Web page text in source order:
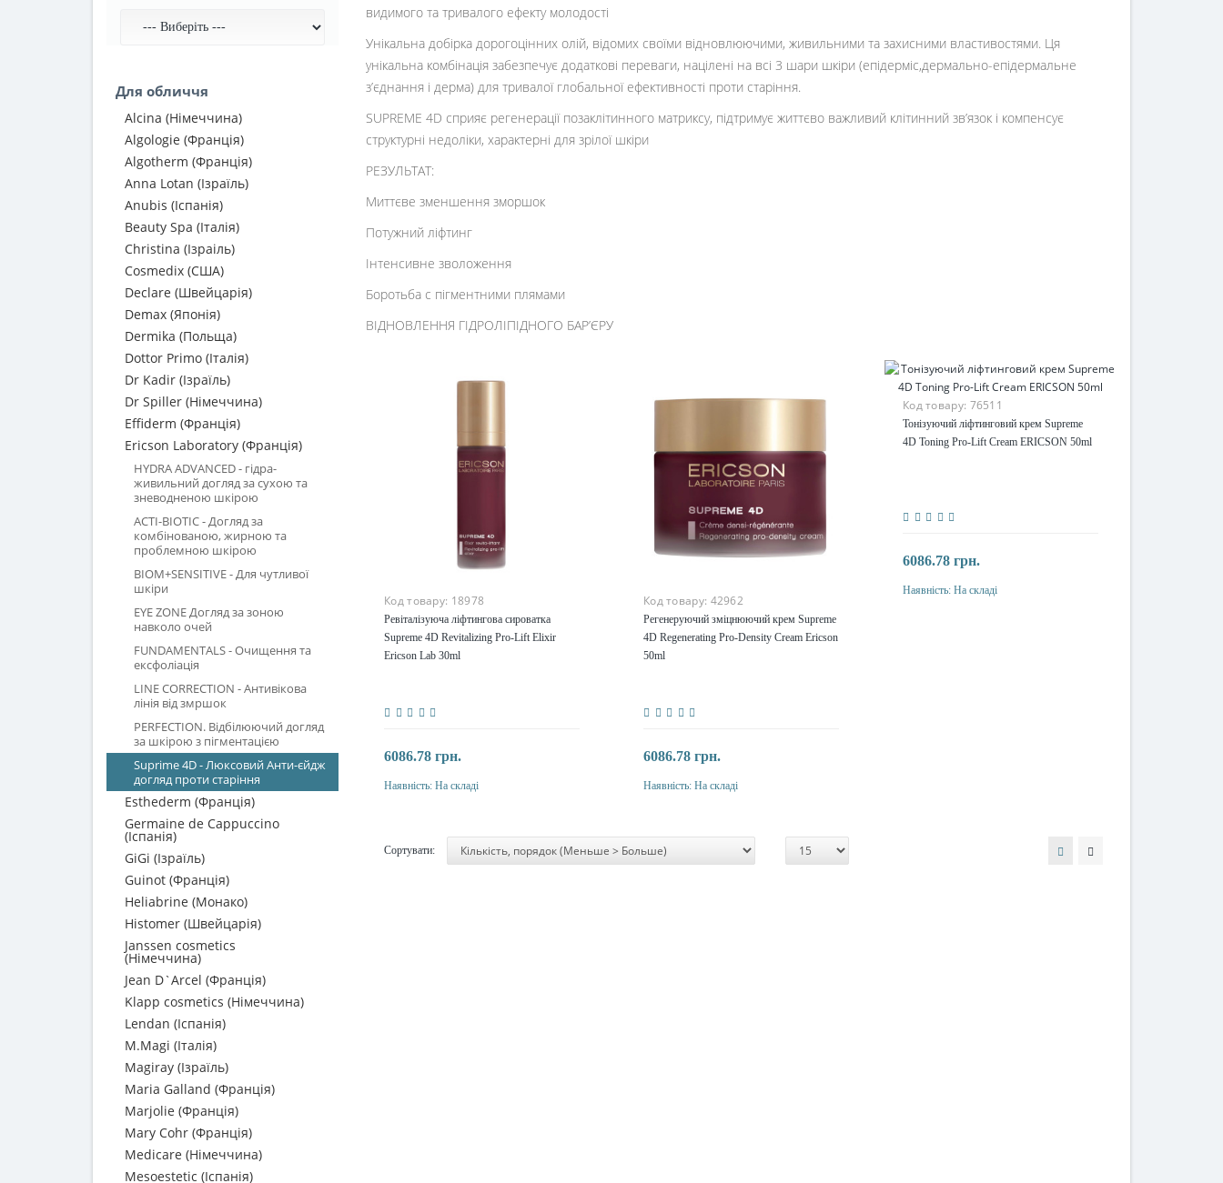
Для обличчя
Alcina (Німеччина)
Algologie (Франція)
Algotherm (Франція)
Anna Lotan (Ізраїль)
Anubis (Іспанія)
Beauty Spa (Італія)
Christina (Ізраіль)
Cosmedix (США)
Declare (Швейцарія)
Demax (Японія)
Dermika (Польща)
Dottor Primo (Італія)
Dr Kadir (Ізраїль)
Dr Spiller (Німеччина)
Effiderm (Франція)
Ericson Laboratory (Франція)
HYDRA ADVANCED - гідра-
живильний догляд за сухою та
зневодненою шкірою
ACTI-BIOTIC - Догляд за
комбінованою, жирною та
проблемною шкірою
BIOM+SENSITIVE - Для чутливої
шкіри
EYE ZONE Догляд за зоною
навколо очей
FUNDAMENTALS - Очищення та
ексфоліація
LINE CORRECTION - Антивікова
лінія від змршок
PERFECTION. Відбілюючий догляд
за шкірою з пігментацією
Suprime 4D - Люксовий Анти-єйдж
догляд проти старіння
Esthederm (Франція)
Germaine de Cappuccino
(Іспанія)
GiGi (Ізраїль)
Guinot (Франція)
Heliabrine (Монако)
Histomer (Швейцарія)
Janssen cosmetics
(Німеччина)
Jean D`Arcel (Франція)
Klapp cosmetics (Німеччина)
Lendan (Іспанія)
M.Magi (Італія)
Magiray (Ізраїль)
Maria Galland (Франція)
Marjolie (Франція)
Mary Cohr (Франція)
Medicare (Німеччина)
Mesoestetic (Іспанія)
видимого та тривалого ефекту молодості
Унікальна добірка дорогоцінних олій, відомих своїми відновлюючими, живильними та захисними властивостями. Ця
унікальна комбінація забезпечує додаткові переваги, націлені на всі 3 шари шкіри (епідерміс,дермально-епідермальне
з’єднання і дерма) для тривалої глобальної ефективності проти старіння.
SUPREME 4D сприяє регенерації позаклітинного матриксу, підтримує життєво важливий клітинний зв’язок і компенсує
структурні недоліки, характерні для зрілої шкіри
РЕЗУЛЬТАТ:
Миттєве зменшення зморшок
Потужний ліфтинг
Інтенсивне зволоження
Боротьба с пігментними плямами
ВІДНОВЛЕННЯ ГІДРОЛІПІДНОГО БАР’ЄРУ
Код товару: 18978
Ревіталізуюча ліфтингова сироватка
Supreme 4D Revitalizing Pro-Lift Elixir
Ericson Lab 30ml
6086.78 грн.
Купити
Наявність: На складі
Код товару: 42962
Регенеруючий зміцнюючий крем Supreme
4D Regenerating Pro-Density Cream Ericson
50ml
6086.78 грн.
Купити
Наявність: На складі
Код товару: 76511
Тонізуючий ліфтинговий крем Supreme
4D Toning Pro-Lift Cream ERICSON 50ml
6086.78 грн.
Купити
Наявність: На складі
Сортувати: